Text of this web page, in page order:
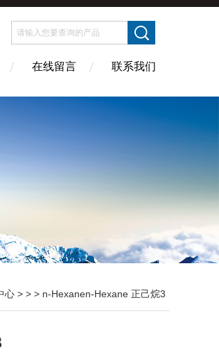
在线留言 联系我们
心 > > > n-Hexanen-Hexane 正己烷3